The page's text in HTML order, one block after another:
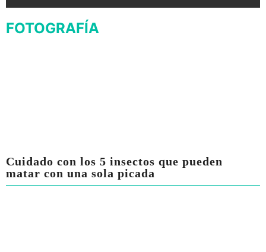
FOTOGRAFÍA
Cuidado con los 5 insectos que pueden
matar con una sola picada